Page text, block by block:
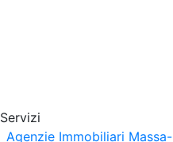
Servizi
Agenzie Immobiliari Massa-